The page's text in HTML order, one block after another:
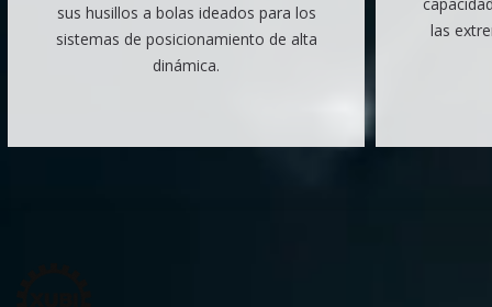
sus husillos a bolas ideados para los
sistemas de posicionamiento de alta
dinámica.
las